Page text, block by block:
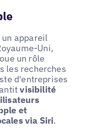
un appareil
Uni,
un rôle
les recherches
d'entreprises
visibilité
et
via Siri.